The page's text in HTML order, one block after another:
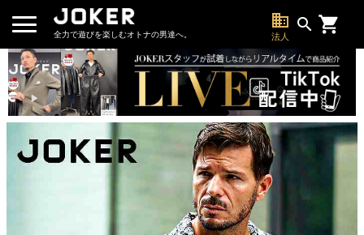
全力で遊びを楽しむオトナの男達へ。
business
法人
search